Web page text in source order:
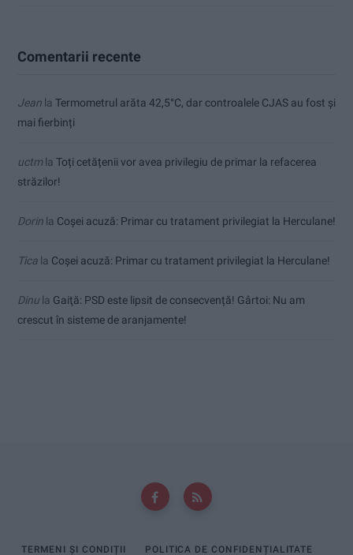
Comentarii recente
Jean la Termometrul arăta 42,5°C, dar controalele CJAS au fost și
mai fierbinți
uctmla Toți cetățenii vor avea privilegiu de primar la refacerea
străzilor!
Dorin la Coșei acuză: Primar cu tratament privilegiat la Herculane!
Tica la Coșei acuză: Primar cu tratament privilegiat la Herculane!
Dinu la Gaiţă: PSD este lipsit de consecvență! Gârtoi: Nu am
crescut în sisteme de aranjamente!
TERMENI ȘI CONDIȚII POLITICA DE CONFIDENȚIALITATE